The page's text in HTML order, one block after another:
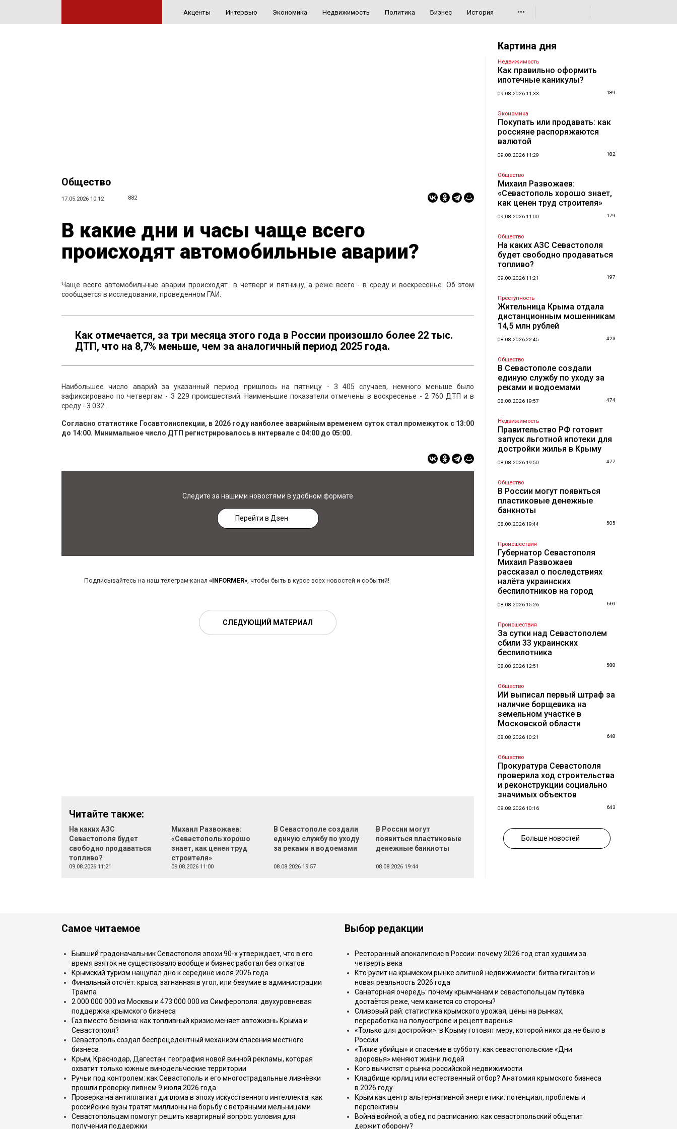
Акценты Интервью Экономика Недвижимость Политика Бизнес История •••
Общество
17.05.2026 10:12 882
В какие дни и часы чаще всего
происходят автомобильные аварии?
Чаще всего автомобильные аварии происходят в четверг и пятницу, а реже всего - в среду и воскресенье. Об этом
сообщается в исследовании, проведенном ГАИ.
Как отмечается, за три месяца этого года в России произошло более 22 тыс.
ДТП, что на 8,7% меньше, чем за аналогичный период 2025 года.
Наибольшее число аварий за указанный период пришлось на пятницу - 3 405 случаев, немного меньше было
зафиксировано по четвергам - 3 229 происшествий. Наименьшие показатели отмечены в воскресенье - 2 760 ДТП и в
среду - 3 032.
Согласно статистике Госавтоинспекции, в 2026 году наиболее аварийным временем суток стал промежуток с 13:00
до 14:00. Минимальное число ДТП регистрировалось в интервале с 04:00 до 05:00.
Следите за нашими новостями в удобном формате
Перейти в Дзен
Подписывайтесь на наш телеграм-канал «INFORMER», чтобы быть в курсе всех новостей и событий!
СЛЕДУЮЩИЙ МАТЕРИАЛ
Читайте также:
На каких АЗС
Севастополя будет
свободно продаваться
топливо?
09.08.2026 11:21
Михаил Развожаев:
«Севастополь хорошо
знает, как ценен труд
строителя»
09.08.2026 11:00
В Севастополе создали
единую службу по уходу
за реками и водоемами
08.08.2026 19:57
В России могут
появиться пластиковые
денежные банкноты
08.08.2026 19:44
Картина дня
Недвижимость
Как правильно оформить
ипотечные каникулы?
09.08.2026 11:33 189
Экономика
Покупать или продавать: как
россияне распоряжаются
валютой
09.08.2026 11:29 182
Общество
Михаил Развожаев:
«Севастополь хорошо знает,
как ценен труд строителя»
09.08.2026 11:00 179
Общество
На каких АЗС Севастополя
будет свободно продаваться
топливо?
09.08.2026 11:21 197
Преступность
Жительница Крыма отдала
дистанционным мошенникам
14,5 млн рублей
08.08.2026 22:45 423
Общество
В Севастополе создали
единую службу по уходу за
реками и водоемами
08.08.2026 19:57 474
Недвижимость
Правительство РФ готовит
запуск льготной ипотеки для
достройки жилья в Крыму
08.08.2026 19:50 477
Общество
В России могут появиться
пластиковые денежные
банкноты
08.08.2026 19:44 505
Происшествия
Губернатор Севастополя
Михаил Развожаев
рассказал о последствиях
налёта украинских
беспилотников на город
08.08.2026 15:26 669
Происшествия
За сутки над Севастополем
сбили 33 украинских
беспилотника
08.08.2026 12:51 588
Общество
ИИ выписал первый штраф за
наличие борщевика на
земельном участке в
Московской области
08.08.2026 10:21 648
Общество
Прокуратура Севастополя
проверила ход строительства
и реконструкции социально
значимых объектов
08.08.2026 10:16 643
Больше новостей
Самое читаемое
Бывший градоначальник Севастополя эпохи 90-х утверждает, что в его
время взяток не существовало вообще и бизнес работал без откатов
Крымский туризм нащупал дно к середине июля 2026 года
Финальный отсчёт: крыса, загнанная в угол, или безумие в администрации
Трампа
2 000 000 000 из Москвы и 473 000 000 из Симферополя: двухуровневая
поддержка крымского бизнеса
Газ вместо бензина: как топливный кризис меняет автожизнь Крыма и
Севастополя?
Севастополь создал беспрецедентный механизм спасения местного
бизнеса
Крым, Краснодар, Дагестан: география новой винной рекламы, которая
охватит только южные винодельческие территории
Ручьи под контролем: как Севастополь и его многострадальные ливнёвки
прошли проверку ливнем 9 июля 2026 года
Проверка на антиплагиат диплома в эпоху искусственного интеллекта: как
российские вузы тратят миллионы на борьбу с ветряными мельницами
Севастопольцам помогут решить квартирный вопрос: условия для
получения поддержки
Выбор редакции
Ресторанный апокалипсис в России: почему 2026 год стал худшим за
четверть века
Кто рулит на крымском рынке элитной недвижимости: битва гигантов и
новая реальность 2026 года
Санаторная очередь: почему крымчанам и севастопольцам путёвка
достаётся реже, чем кажется со стороны?
Сливовый рай: статистика крымского урожая, цены на рынках,
переработка на полуострове и рецепт варенья
«Только для достройки»: в Крыму готовят меру, которой никогда не было в
России
«Тихие убийцы» и спасение в субботу: как севастопольские «Дни
здоровья» меняют жизни людей
Кого вычистят с рынка российской недвижимости
Кладбище юрлиц или естественный отбор? Анатомия крымского бизнеса
в 2026 году
Крым как центр альтернативной энергетики: потенциал, проблемы и
перспективы
Война войной, а обед по расписанию: как севастопольский общепит
держит оборону?